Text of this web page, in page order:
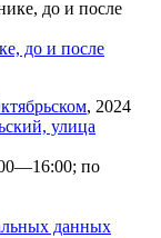
до и после
, 2024
улица
по
данных